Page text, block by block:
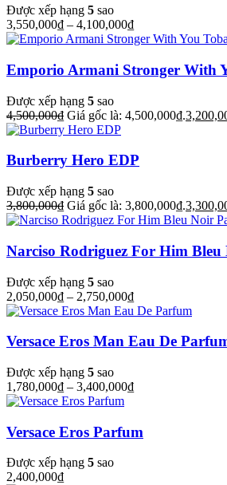
Được xếp hạng 5 sao
3,550,000₫ – 4,100,000₫
Emporio Armani Stronger With
Được xếp hạng 5 sao
4,500,000₫ Giá gốc là: 4,500,000₫.
Burberry Hero EDP
Được xếp hạng 5 sao
3,800,000₫ Giá gốc là: 3,800,000₫.
Narciso Rodriguez For Him
Được xếp hạng 5 sao
2,050,000₫ – 2,750,000₫
Versace Eros Man Eau De
Được xếp hạng 5 sao
1,780,000₫ – 3,400,000₫
Versace Eros Parfum
Được xếp hạng 5 sao
2,400,000₫